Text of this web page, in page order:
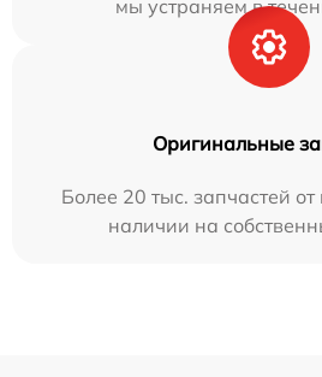
мы устраняем в
Оригинальные
Более 20 тыс. запчастей
наличии на